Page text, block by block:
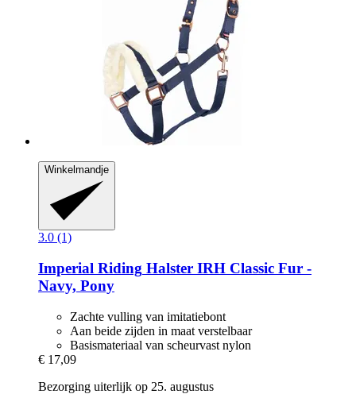
Winkelmandje
3.0 (1)
Imperial Riding Halster IRH Classic Fur -​
Navy, Pony
Zachte vulling van imitatiebont
Aan beide zijden in maat verstelbaar
Basismateriaal van scheurvast nylon
€ 17,09
Bezorging uiterlijk op 25. augustus